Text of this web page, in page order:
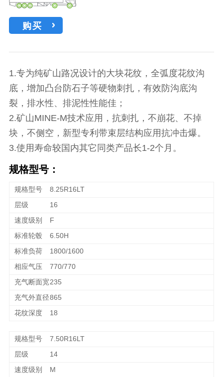
购买
1.专为纯矿山路况设计的大块花纹，全弧度花纹沟
底，增加凸台防石子等硬物刺扎，有效防沟底沟
裂，排水性、排泥性性能佳；
2.矿山MINE-M技术应用，抗刺扎，不崩花、不掉
块，不侧空，新型专利带束层结构应用抗冲击爆。
3.使用寿命较国内其它同类产品长1-2个月。
规格型号：
8.25R16LT
16
F
6.50H
1800/1600
770/770
235
865
18
7.50R16LT
14
M